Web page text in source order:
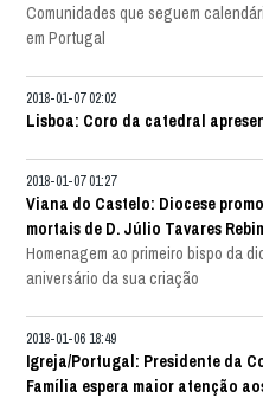
Comunidades que seguem
em Portugal
2018-01-07 02:02
Lisboa: Coro da catedral
2018-01-07 01:27
Viana do Castelo: Diocese
mortais de D. Júlio Tavares
Homenagem ao primeiro bispo da
aniversário da sua criação
2018-01-06 18:49
Igreja/Portugal: Presidente da
Família espera maior atenção